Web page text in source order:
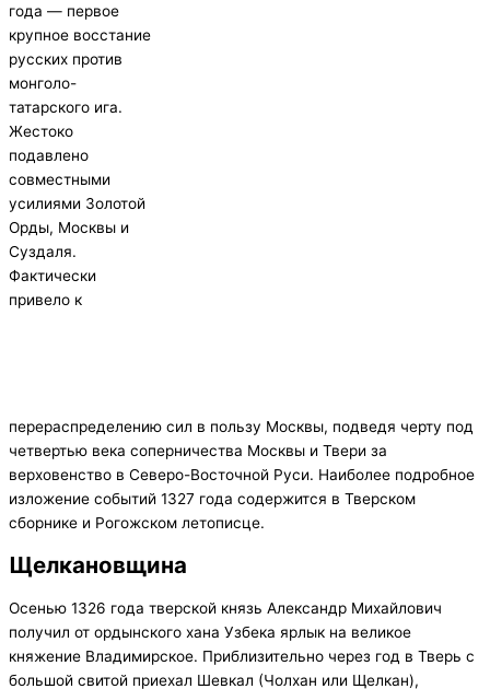
года — первое
крупное восстание
русских против
монголо-
татарского ига.
Жестоко
подавлено
совместными
усилиями Золотой
Орды, Москвы и
Суздаля.
Фактически
привело к
перераспределению сил в пользу Москвы, подведя черту под
четвертью века соперничества Москвы и Твери за
верховенство в Северо-Восточной Руси. Наиболее подробное
изложение событий 1327 года содержится в Тверском
сборнике и Рогожском летописце.
Щелкановщина
Осенью 1326 года тверской князь Александр Михайлович
получил от ордынского хана Узбека ярлык на великое
княжение Владимирское. Приблизительно через год в Тверь с
большой свитой приехал Шевкал (Чолхан или Щелкан),